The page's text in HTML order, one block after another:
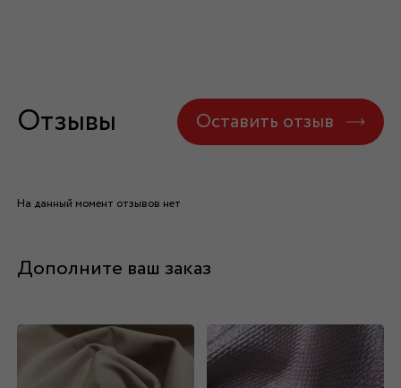
Отзывы Оставить отзыв
На данный момент отзывов нет
Дополните ваш заказ